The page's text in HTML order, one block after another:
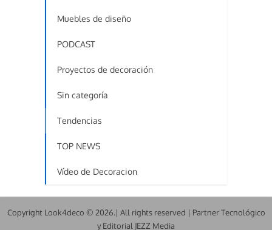
Muebles de diseño
PODCAST
Proyectos de decoración
Sin categoría
Tendencias
TOP NEWS
Vídeo de Decoracion
Copyright Look4deco © 2026.| All rights reserved | Partner Tecnológico
y Editorial JEZZ Media